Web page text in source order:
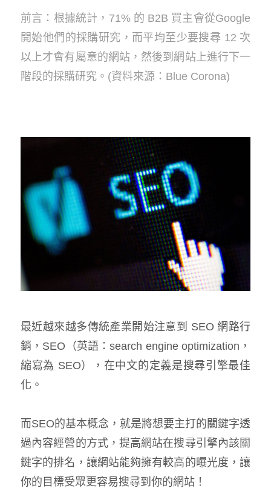
前言：根據統計，71% 的 B2B 買主會從Google
開始他們的採購研究，而平均至少要搜尋 12 次
以上才會有屬意的網站，然後到網站上進行下一
階段的採購研究。(資料來源：Blue Corona)
最近越來越多傳統產業開始注意到 SEO 網路行
銷，SEO（英語：search engine optimization，
縮寫為 SEO），在中文的定義是搜尋引擎最佳
化。
而SEO的基本概念，就是將想要主打的關鍵字透
過內容經營的方式，提高網站在搜尋引擎內該關
鍵字的排名，讓網站能夠擁有較高的曝光度，讓
你的目標受眾更容易搜尋到你的網站！